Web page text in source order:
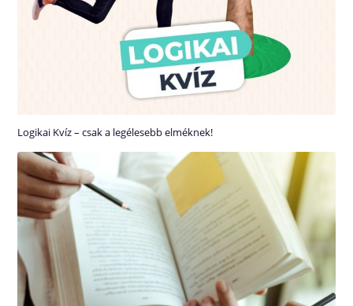
Logikai Kvíz – csak a legélesebb elméknek!